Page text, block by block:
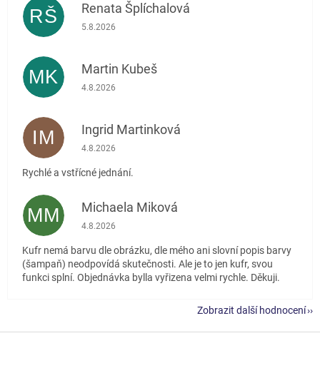
RŠ Renata Šplíchalová
Hodnocení obchodu je 5 z 5 hvězdiček.
5.8.2026
MK Martin Kubeš
Hodnocení obchodu je 5 z 5 hvězdiček.
4.8.2026
IM Ingrid Martinková
Hodnocení obchodu je 5 z 5 hvězdiček.
4.8.2026
Rychlé a vstřícné jednání.
MM Michaela Miková
Hodnocení obchodu je 5 z 5 hvězdiček.
4.8.2026
Kufr nemá barvu dle obrázku, dle mého ani slovní popis barvy
(šampaň) neodpovídá skutečnosti. Ale je to jen kufr, svou
funkci splní. Objednávka bylla vyřizena velmi rychle. Děkuji.
Zobrazit další hodnocení